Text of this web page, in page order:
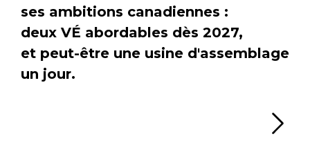
ses ambitions canadiennes :
deux VÉ abordables dès 2027,
et peut-être une usine d'assemblage
un jour.